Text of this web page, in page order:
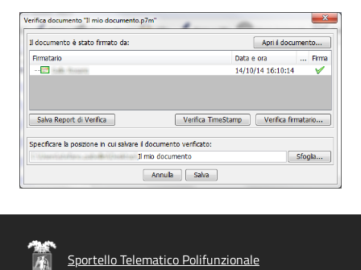
Sportello Telematico Polifunzionale